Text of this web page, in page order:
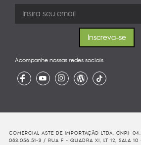
Acompanhe nossas redes sociais
COMERCIAL ASTE DE IMPORTAÇÃO LTDA. CNPJ:
083.056.51-3 / RUA F - QUADRA XI, LT 12, SALA